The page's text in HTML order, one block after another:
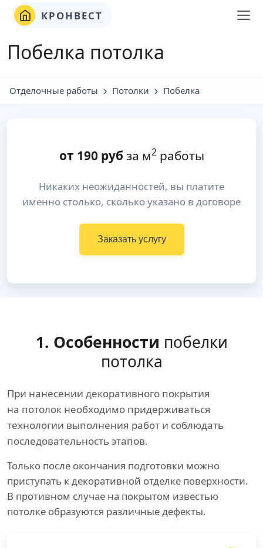
КРОНВЕСТ
Побелка потолка
Отделочные работы Потолки Побелка
от 190руб за м2работы
Никаких неожиданностей, вы платите
именно столько, сколько указано в договоре
Заказать услугу
1. Особенности побелки
потолка
При нанесении декоративного покрытия
на потолок необходимо придерживаться
технологии выполнения работ и соблюдать
последовательность этапов.
Только после окончания подготовки можно
приступать к декоративной отделке поверхности.
В противном случае на покрытом известью
потолке образуются различные дефекты.